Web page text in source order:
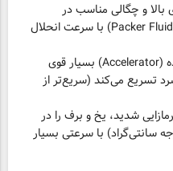
بالا و چگالی مناسب در
سیالات تکمیل چاه و پکر فلویدها (Packer Fluids) با سرعت انحلال
به عنوان شتاب‌دهنده (Accelerator) بسیار قوی
تسریع می‌کند (سریع‌تر از
شدید، یخ و برف را در
بسیار پایین (تا منفی 50 درجه سانتی‌گراد) با سرعتی بسیار